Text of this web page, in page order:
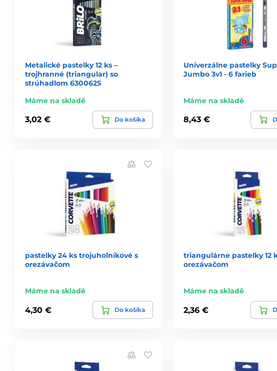
Metalické pastelky 12 ks –
trojhranné (triangular) so
strúhadlom 6300625
Máme na skladě
3,02 € Do košíka
Univerzálne pastelky
Jumbo 3v1 - 6 farieb
Máme na skladě
8,43 €
pastelky 24 ks trojuholníkové s
orezávačom
Máme na skladě
4,30 € Do košíka
triangulárne pastelky 12
orezávačom
Máme na skladě
2,36 €